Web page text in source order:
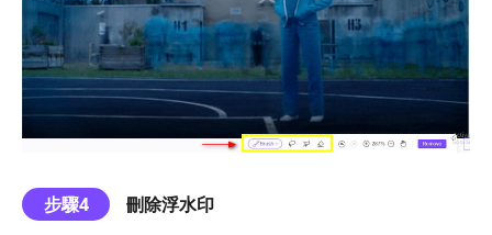
步驟4
刪除浮水印